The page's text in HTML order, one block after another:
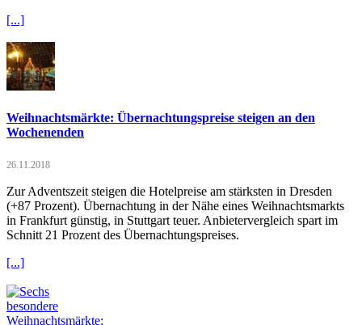
[...]
Weihnachtsmärkte: Übernachtungspreise steigen an den
Wochenenden
26.11.2018
Zur Adventszeit steigen die Hotelpreise am stärksten in Dresden
(+87 Prozent). Übernachtung in der Nähe eines Weihnachtsmarkts
in Frankfurt günstig, in Stuttgart teuer. Anbietervergleich spart im
Schnitt 21 Prozent des Übernachtungspreises.
[...]